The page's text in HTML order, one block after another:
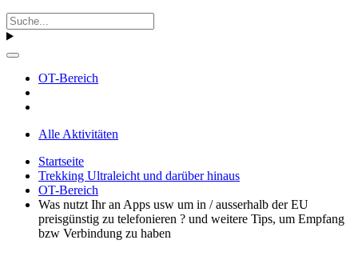
OT-Bereich
Alle Aktivitäten
Startseite
Trekking Ultraleicht und darüber hinaus
OT-Bereich
Was nutzt Ihr an Apps usw um in / ausserhalb der EU
preisgünstig zu telefonieren ? und weitere Tips, um Empfang
bzw Verbindung zu haben